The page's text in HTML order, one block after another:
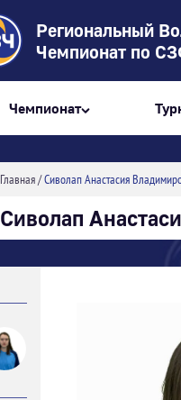
Региональный
Чемпионат по
Чемпионат
Главная/Сиволап Анастасия
Сиволап